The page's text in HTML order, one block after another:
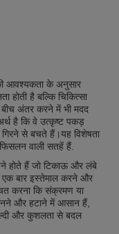
आवश्यकता के अनुसार
होती है बल्कि चिकित्सा
बीच अंतर करने में भी मदद
है कि वे उत्कृष्ट पकड़
से बचते हैं।यह विशेषता
वाली सतहें हैं.
होते हैं जो टिकाऊ और लंबे
बार इस्तेमाल करने और
करना कि संक्रमण या
और हटाने में आसान हैं,
और कुशलता से बदल